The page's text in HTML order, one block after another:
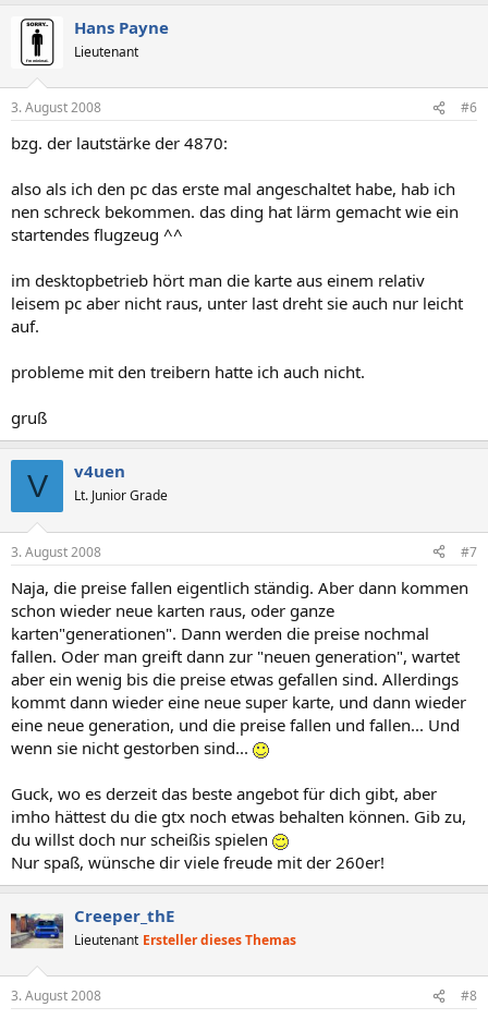
Hans Payne
Lieutenant
3. August 2008 #6
bzg. der lautstärke der 4870:
also als ich den pc das erste mal angeschaltet habe, hab ich
nen schreck bekommen. das ding hat lärm gemacht wie ein
startendes flugzeug ^^
im desktopbetrieb hört man die karte aus einem relativ
leisem pc aber nicht raus, unter last dreht sie auch nur leicht
auf.
probleme mit den treibern hatte ich auch nicht.
gruß
V v4uen
Lt. Junior Grade
3. August 2008 #7
Naja, die preise fallen eigentlich ständig. Aber dann kommen
schon wieder neue karten raus, oder ganze
karten"generationen". Dann werden die preise nochmal
fallen. Oder man greift dann zur "neuen generation", wartet
aber ein wenig bis die preise etwas gefallen sind. Allerdings
kommt dann wieder eine neue super karte, und dann wieder
eine neue generation, und die preise fallen und fallen... Und
wenn sie nicht gestorben sind...
Guck, wo es derzeit das beste angebot für dich gibt, aber
imho hättest du die gtx noch etwas behalten können. Gib zu,
du willst doch nur scheißis spielen
Nur spaß, wünsche dir viele freude mit der 260er!
Creeper_thE
Lieutenant Ersteller dieses Themas
3. August 2008 #8